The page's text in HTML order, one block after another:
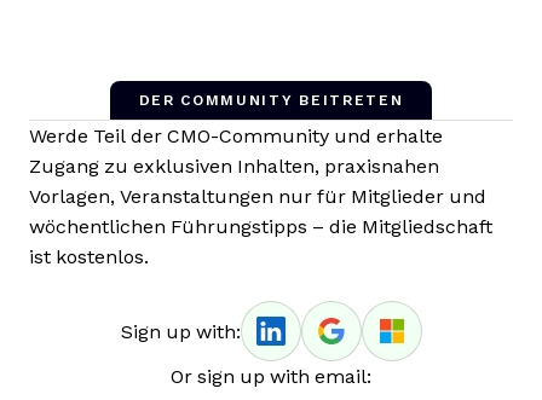
DER COMMUNITY BEITRETEN
Werde Teil der CMO-Community und erhalte
Zugang zu exklusiven Inhalten, praxisnahen
Vorlagen, Veranstaltungen nur für Mitglieder und
wöchentlichen Führungstipps – die Mitgliedschaft
ist kostenlos.
Sign up with:
Or sign up with email: